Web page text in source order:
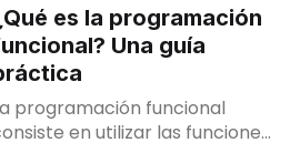
es la programación
Una guía
programación funcional
en utilizar las funciones